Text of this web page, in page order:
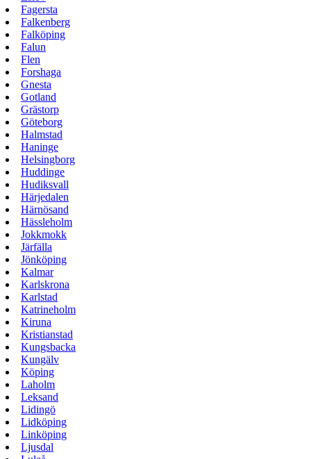
Fagersta
Falkenberg
Falköping
Falun
Flen
Forshaga
Gnesta
Gotland
Grästorp
Göteborg
Halmstad
Haninge
Helsingborg
Huddinge
Hudiksvall
Härjedalen
Härnösand
Hässleholm
Jokkmokk
Järfälla
Jönköping
Kalmar
Karlskrona
Karlstad
Katrineholm
Kiruna
Kristianstad
Kungsbacka
Kungälv
Köping
Laholm
Leksand
Lidingö
Lidköping
Linköping
Ljusdal